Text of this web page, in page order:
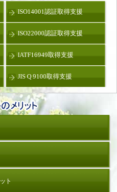
ISO14001認証取得支援
ISO22000認証取得支援
IATF16949取得支援
JIS Q 9100取得支援
ト